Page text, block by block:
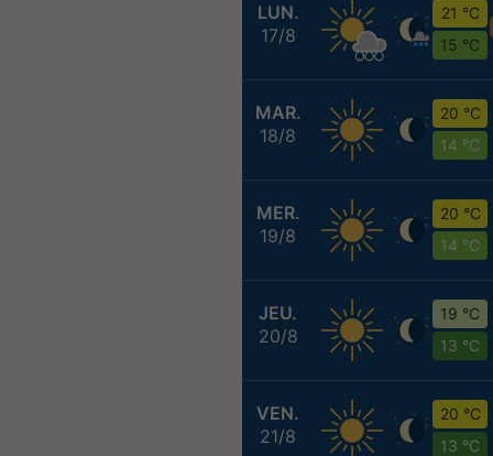
LUN.
17/8
21 °C
15 °C
MAR.
18/8
20 °C
14 °C
MER.
19/8
20 °C
14 °C
JEU.
20/8
19 °C
13 °C
VEN.
21/8
20 °C
13 °C